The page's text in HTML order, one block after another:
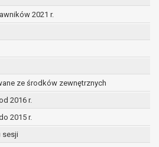
2021 r.
ze środków zewnętrznych
2016 r.
2015 r.
sesji
osobowe przetwarzane są
z prawem,
osobowe muszą być usunięte w
wywiązania się z obowiązku
ograniczenia
danych osobowych na
18 RODO, w przypadku gdy:
której dane dotyczą
prawidłowość danych
– na okres pozwalający